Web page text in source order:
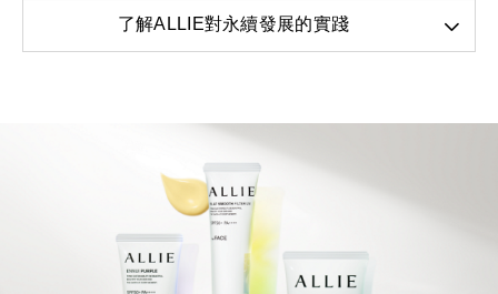
了解ALLIE對永續發展的實踐